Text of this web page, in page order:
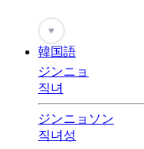
♥
韓国語
ジンニョ
직녀
ジンニョソン
직녀성